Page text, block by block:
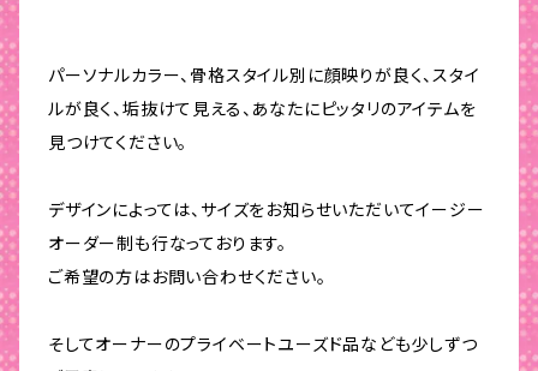
パーソナルカラー、骨格スタイル別に顔映りが良く、スタイ
ルが良く、垢抜けて見える、あなたにピッタリのアイテムを
見つけてください。
デザインによっては、サイズをお知らせいただいてイージー
オーダー制も行なっております。
ご希望の方はお問い合わせください。
そしてオーナーのプライベートユーズド品なども少しずつ